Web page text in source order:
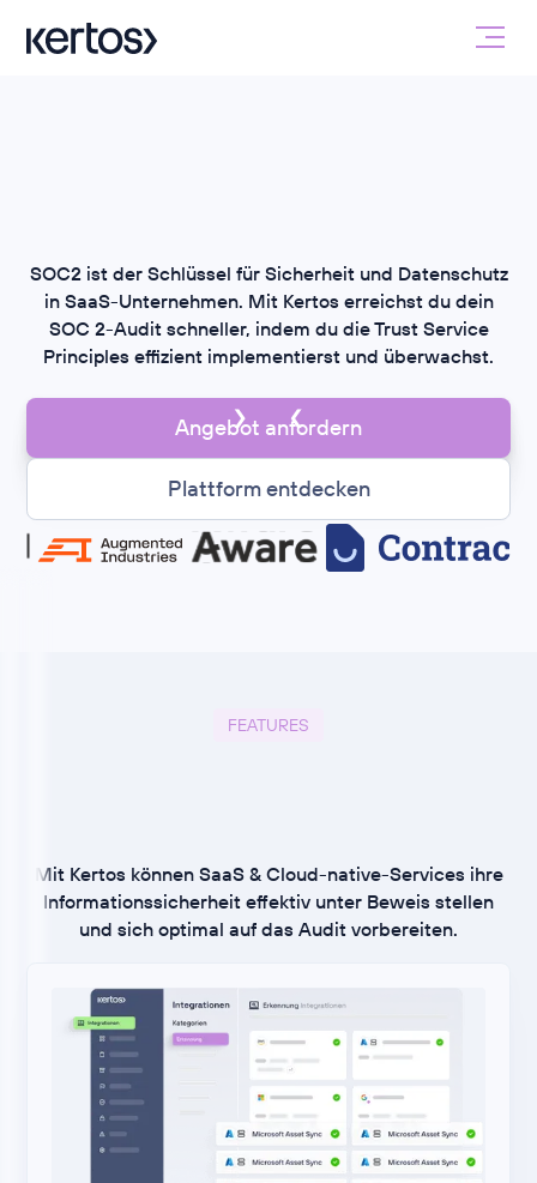
SOC2 ist der Schlüssel für Sicherheit und Datenschutz
in SaaS-Unternehmen. Mit Kertos erreichst du dein
SOC 2-Audit schneller, indem du die Trust Service
Principles effizient implementierst und überwachst.
Angebot anfordern
Plattform entdecken
FEATURES
Mit Kertos können SaaS & Cloud-native-Services ihre
Informationssicherheit effektiv unter Beweis stellen
und sich optimal auf das Audit vorbereiten.